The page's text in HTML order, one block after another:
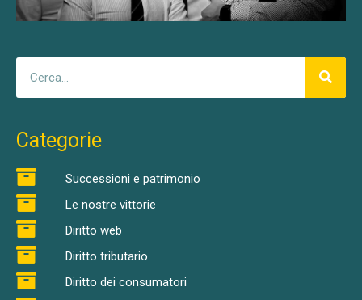
Categorie
Successioni e patrimonio
Le nostre vittorie
Diritto web
Diritto tributario
Diritto dei consumatori